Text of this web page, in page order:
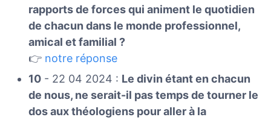
rapports de forces qui animent le quotidien
de chacun dans le monde professionnel,
amical et familial ?
👉 notre réponse
10- 22 04 2024 : Le divin étant en chacun
de nous, ne serait-il pas temps de tourner le
dos aux théologiens pour aller à la